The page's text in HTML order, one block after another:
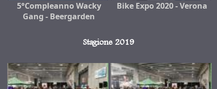
5°Compleanno Wacky
Gang - Beergarden
Bike Expo 2020 - Verona
Stagione 2019